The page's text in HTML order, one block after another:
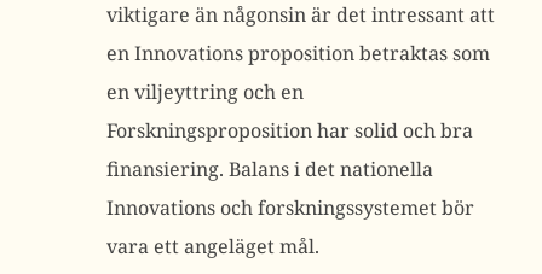
viktigare än någonsin är det intressant att
en Innovations proposition betraktas som
en viljeyttring och en
Forskningsproposition har solid och bra
finansiering. Balans i det nationella
Innovations och forskningssystemet bör
vara ett angeläget mål.